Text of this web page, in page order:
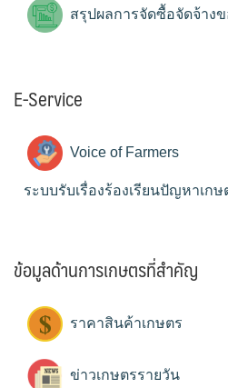
สรุปผลการจัดซื้อจัดจ้างข
E-Service
Voice of Farmers
ระบบรับเรื่องร้องเรียนปัญหาเกษ
ข้อมูลด้านการเกษตรที่สำคัญ
ราคาสินค้าเกษตร
ข่าวเกษตรรายวัน